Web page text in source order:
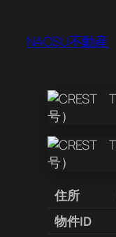
NAOSU不動産
住所
物件ID